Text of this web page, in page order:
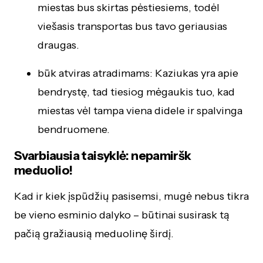
miestas bus skirtas pėstiesiems, todėl
viešasis transportas bus tavo geriausias
draugas.
būk atviras atradimams: Kaziukas yra apie
bendrystę, tad tiesiog mėgaukis tuo, kad
miestas vėl tampa viena didele ir spalvinga
bendruomene.
Svarbiausia taisyklė: nepamiršk
meduolio!
Kad ir kiek įspūdžių pasisemsi, mugė nebus tikra
be vieno esminio dalyko – būtinai susirask tą
pačią gražiausią meduolinę širdį.